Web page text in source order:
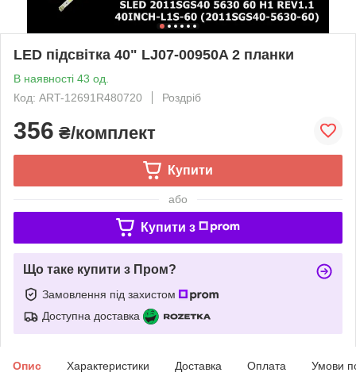
LED підсвітка 40" LJ07-00950A 2 планки
В наявності 43 од.
Код: ART-12691R480720
Роздріб
356 ₴/комплект
Купити
або
Купити з
Що таке купити з Пром?
Замовлення під захистом
Доступна доставка
Опис Характеристики Доставка Оплата Умови